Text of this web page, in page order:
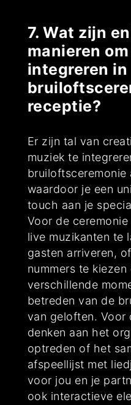
7. Wat zijn
manieren
integreren in
receptie?
Er zijn tal van
muziek te
bruiloftsceremonie
waardoor je een
touch aan je
Voor de
live muzikanten te
gasten arriveren,
nummers te
verschillende
betreden van de
van geloften. Voor
denken aan het
optreden of het
afspeellijst met
voor jou en je
ook interactieve